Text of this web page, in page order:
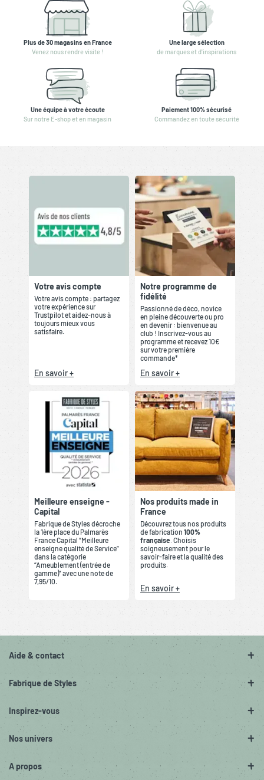
Plus de 30 magasins en France
Venez nous rendre visite !
Une large sélection
de marques et d'inspirations
Une équipe à votre écoute
Sur notre E-shop et en magasin
Paiement 100% sécurisé
Commandez en toute sécurité
Votre avis compte
Votre avis compte : partagez
votre expérience sur
Trustpilot et aidez-nous à
toujours mieux vous
satisfaire.
En savoir +
Notre programme de
fidélité
Passionné de déco, novice
en pleine découverte ou pro
en devenir : bienvenue au
club ! Inscrivez-vous au
programme et recevez 10€
sur votre première
commande*
En savoir +
Meilleure enseigne -
Capital
Fabrique de Styles décroche
la 1ère place du Palmarès
France Capital “Meilleure
enseigne qualité de Service”
dans la catégorie
“Ameublement (entrée de
gamme)” avec une note de
7,95/10.
Nos produits made in
France
Découvrez tous nos produits
de fabrication 100%
française. Choisis
soigneusement pour le
savoir-faire et la qualité des
produits.
En savoir +
Aide & contact
Fabrique de Styles
Inspirez-vous
Nos univers
A propos